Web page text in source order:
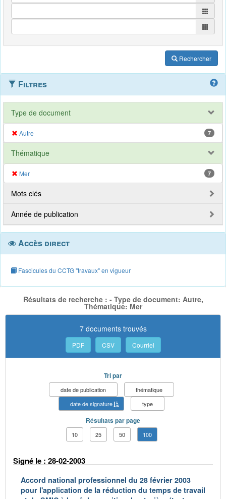
Rechercher
Filtres
Type de document
Autre 7
Thématique
Mer 7
Mots clés
Année de publication
Accès direct
Fascicules du CCTG "travaux" en vigueur
Résultats de recherche : - Type de document: Autre,
Thématique: Mer
7 documents trouvés
PDF CSV Courriel
Tri par
date de publication
thématique
date de signature
type
Résultats par page
10 25 50 100
Signé le : 28-02-2003
Accord national professionnel du 28 février 2003
pour l'application de la réduction du temps de travail